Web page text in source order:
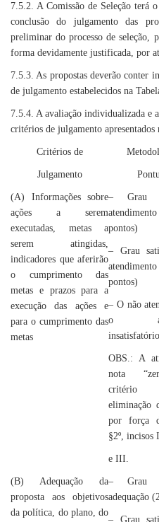
7.5.2. A Comissão de Seleção terá
conclusão do julgamento das
preliminar do processo de seleção,
forma devidamente justificada, por
7.5.3. As propostas deverão conter
de julgamento estabelecidos na
7.5.4. A avaliação individualizada e
critérios de julgamento apresentados
Critérios de
Julgamento
(A) Informações sobre
ações a serem
executadas, metas a
serem atingidas,
indicadores que aferirão
o cumprimento das
metas e prazos para a
execução das ações e
para o cumprimento das
metas
– Grau
pontos)
– Grau
pontos)
– O não
o
OBS.: A
nota
critério
eliminação
por força
§2º, incisos
e III.
(B) Adequação da
proposta aos objetivos
da política, do plano, do
– Grau
adequação
– Grau